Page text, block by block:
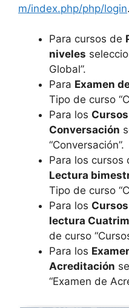
m/index.php/php/login.
Para cursos de
niveles
Global”.
Para Examen
Tipo de curso
Para los
Conversación
“Conversación”.
Para los cursos
Lectura
Tipo de curso
Para los
lectura
de curso
Para los
Acreditación
“Examen de